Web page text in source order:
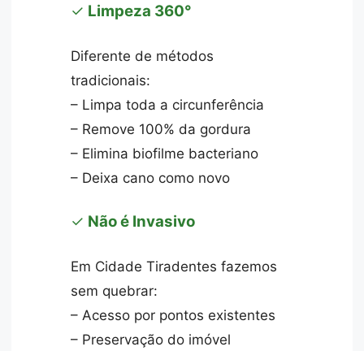
✓ Limpeza 360°
Diferente de métodos
tradicionais:
– Limpa toda a circunferência
– Remove 100% da gordura
– Elimina biofilme bacteriano
– Deixa cano como novo
✓ Não é Invasivo
Em Cidade Tiradentes fazemos
sem quebrar:
– Acesso por pontos existentes
– Preservação do imóvel